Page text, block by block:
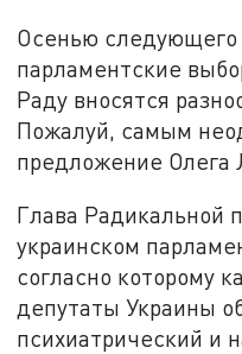
Осенью следующего
парламентские
Раду вносятся
Пожалуй, самым
предложение Олега
Глава Радикальной
украинском
согласно которому
депутаты Украины
психиатрический и